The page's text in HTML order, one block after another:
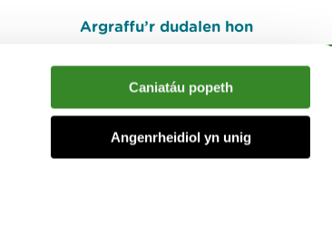
Caniatáu popeth
Angenrheidiol yn unig
Argraffu’r dudalen hon
I fyny